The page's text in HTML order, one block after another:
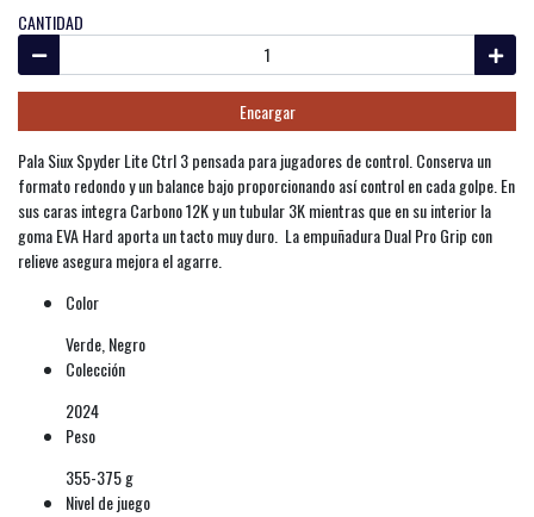
CANTIDAD
Encargar
Pala Siux Spyder Lite Ctrl 3 pensada para jugadores de control. Conserva un
formato redondo y un balance bajo proporcionando así control en cada golpe. En
sus caras integra Carbono 12K y un tubular 3K mientras que en su interior la
goma EVA Hard aporta un tacto muy duro. La empuñadura Dual Pro Grip con
relieve asegura mejora el agarre.
Color
Verde, Negro
Colección
2024
Peso
355-375 g
Nivel de juego